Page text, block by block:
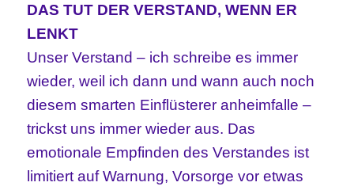
DAS TUT DER VERSTAND, WENN ER
LENKT
Unser Verstand – ich schreibe es immer
wieder, weil ich dann und wann auch noch
diesem smarten Einflüsterer anheimfalle –
trickst uns immer wieder aus. Das
emotionale Empfinden des Verstandes ist
limitiert auf Warnung, Vorsorge vor etwas